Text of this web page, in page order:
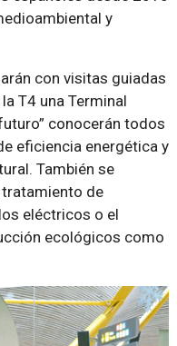
y
con visitas guiadas
T4 una Terminal
conocerán todos
eficiencia energética y
También se
de
eléctricos o el
ecológicos como